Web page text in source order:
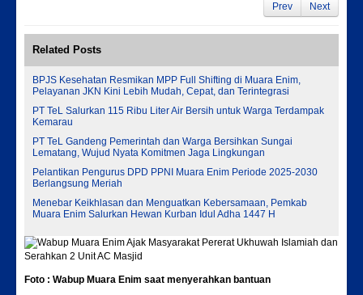
Prev Next
Related Posts
BPJS Kesehatan Resmikan MPP Full Shifting di Muara Enim,
Pelayanan JKN Kini Lebih Mudah, Cepat, dan Terintegrasi
PT TeL Salurkan 115 Ribu Liter Air Bersih untuk Warga Terdampak
Kemarau
PT TeL Gandeng Pemerintah dan Warga Bersihkan Sungai
Lematang, Wujud Nyata Komitmen Jaga Lingkungan
Pelantikan Pengurus DPD PPNI Muara Enim Periode 2025-2030
Berlangsung Meriah
Menebar Keikhlasan dan Menguatkan Kebersamaan, Pemkab
Muara Enim Salurkan Hewan Kurban Idul Adha 1447 H
Foto : Wabup Muara Enim saat menyerahkan bantuan